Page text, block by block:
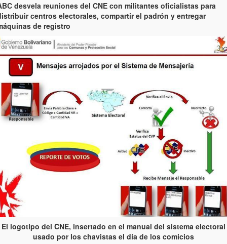
desvela reuniones del CNE con militantes oficialistas para
centros electorales, compartir el padrón y entregar
de registro
El logotipo del CNE, insertado en el manual del sistema electoral
usado por los chavistas el día de los comicios